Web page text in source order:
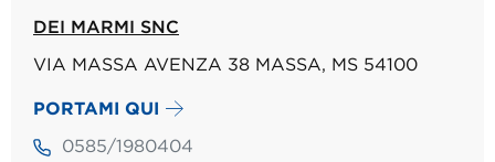
DEI MARMI SNC
VIA MASSA AVENZA 38 MASSA, MS 54100
PORTAMI QUI
0585/1980404